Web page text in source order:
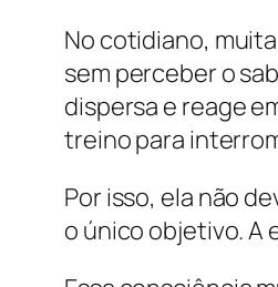
No cotidiano,
sem perceber o
dispersa e reage
treino para
Por isso, ela não
o único objetivo. A